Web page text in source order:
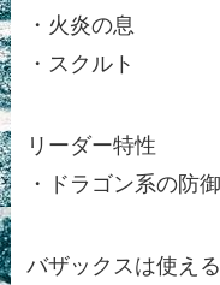
・火炎の息
・スクルト
リーダー特性
・ドラゴン系の防
バザックスは使え